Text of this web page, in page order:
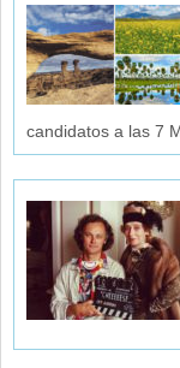
candidatos a las 7